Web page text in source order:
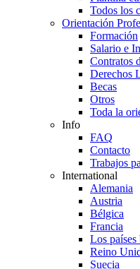
Todos los
Orientación
Formación
Salario e
Contratos
Derechos
Becas
Otros
Toda la
Info
FAQ
Contacto
Trabajos
International
Alemania
Austria
Bélgica
Francia
Los países
Reino
Suecia